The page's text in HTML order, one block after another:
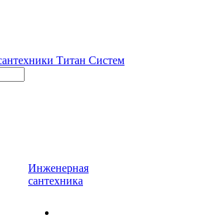
Инженерная
сантехника